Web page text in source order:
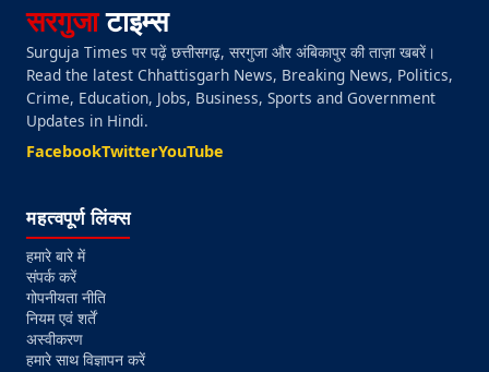
सरगुजाटाइम्स
Surguja Times पर पढ़ें छत्तीसगढ़, सरगुजा और अंबिकापुर की ताज़ा खबरें।
Read the latest Chhattisgarh News, Breaking News, Politics,
Crime, Education, Jobs, Business, Sports and Government
Updates in Hindi.
FacebookTwitterYouTube
महत्वपूर्ण लिंक्स
हमारे बारे में
संपर्क करें
गोपनीयता नीति
नियम एवं शर्तें
अस्वीकरण
हमारे साथ विज्ञापन करें